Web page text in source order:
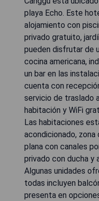
playa Echo. Este
alojamiento con
privado gratuito,
pueden disfrutar de
cocina americana,
un bar en las
cuenta con
servicio de traslado
habitación y WiFi
Las habitaciones
acondicionado,
plana con canales
privado con ducha y
Algunas unidades
todas incluyen
presenta en